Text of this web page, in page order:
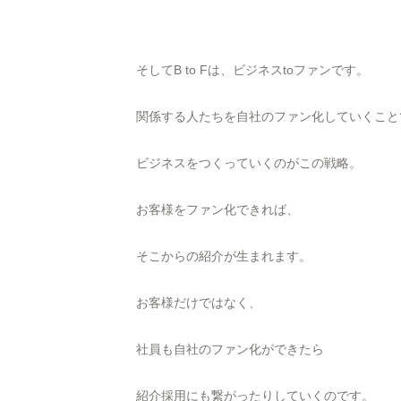
そしてB to Fは、ビジネスtoファンです。
関係する人たちを自社のファン化していくこ
ビジネスをつくっていくのがこの戦略。
お客様をファン化できれば、
そこからの紹介が生まれます。
お客様だけではなく、
社員も自社のファン化ができたら
紹介採用にも繋がったりしていくのです。